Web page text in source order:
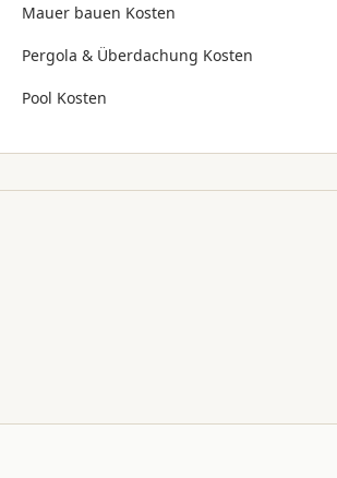
Mauer bauen Kosten
Pergola & Überdachung Kosten
Pool Kosten